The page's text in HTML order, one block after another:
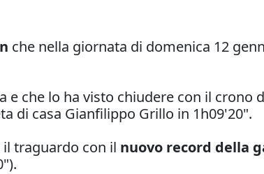
che nella giornata di domenica 12
che lo ha visto chiudere con il crono
di casa Gianfilippo Grillo in 1h09'20".
traguardo con il nuovo record della